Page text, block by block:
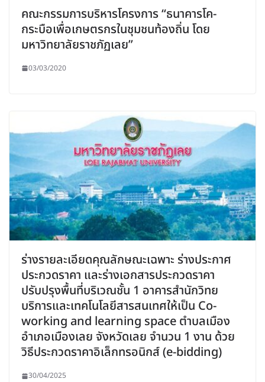
คณะกรรมการบริหารโครงการ “ธนาคารโค-
กระบือเพื่อเกษตรกรในชุมชนท้องถิ่น โดย
มหาวิทยาลัยราชภัฏเลย”
03/03/2020
ร่างรายละเอียดคุณลักษณะเฉพาะ ร่างประกาศ
ประกวดราคา และร่างเอกสารประกวดราคา
ปรับปรุงพื้นที่บริเวณชั้น 1 อาคารสำนักวิทย
บริการและเทคโนโลยีสารสนเทศให้เป็น Co-
working and learning space ตำบลเมือง
อำเภอเมืองเลย จังหวัดเลย จำนวน 1 งาน ด้วย
วิธีประกวดราคาอิเล็กทรอนิกส์ (e-bidding)
30/04/2025